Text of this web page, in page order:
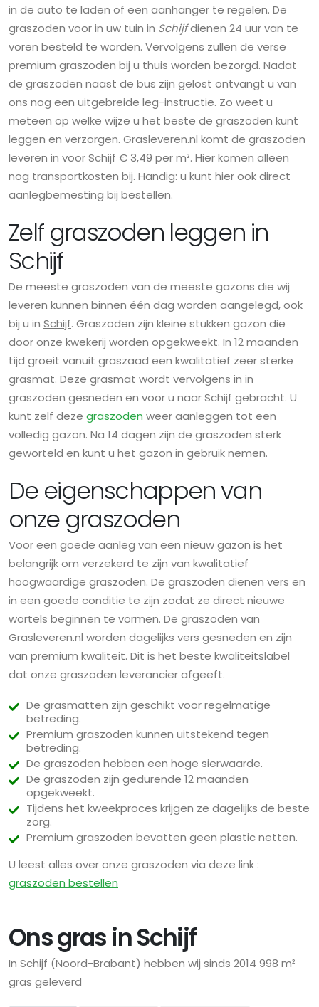
in de auto te laden of een aanhanger te regelen. De
graszoden voor in uw tuin in Schijfdienen 24 uur van te
voren besteld te worden. Vervolgens zullen de verse
premium graszoden bij u thuis worden bezorgd. Nadat
de graszoden naast de bus zijn gelost ontvangt u van
ons nog een uitgebreide leg-instructie. Zo weet u
meteen op welke wijze u het beste de graszoden kunt
leggen en verzorgen. Grasleveren.nl komt de graszoden
leveren in voor Schijf € 3,49 per m². Hier komen alleen
nog transportkosten bij. Handig: u kunt hier ook direct
aanlegbemesting bij bestellen.
Zelf graszoden leggen in
Schijf
De meeste graszoden van de meeste gazons die wij
leveren kunnen binnen één dag worden aangelegd, ook
bij u in Schijf. Graszoden zijn kleine stukken gazon die
door onze kwekerij worden opgekweekt. In 12 maanden
tijd groeit vanuit graszaad een kwalitatief zeer sterke
grasmat. Deze grasmat wordt vervolgens in in
graszoden gesneden en voor u naar Schijf gebracht. U
kunt zelf deze graszoden weer aanleggen tot een
volledig gazon. Na 14 dagen zijn de graszoden sterk
geworteld en kunt u het gazon in gebruik nemen.
De eigenschappen van
onze graszoden
Voor een goede aanleg van een nieuw gazon is het
belangrijk om verzekerd te zijn van kwalitatief
hoogwaardige graszoden. De graszoden dienen vers en
in een goede conditie te zijn zodat ze direct nieuwe
wortels beginnen te vormen. De graszoden van
Grasleveren.nl worden dagelijks vers gesneden en zijn
van premium kwaliteit. Dit is het beste kwaliteitslabel
dat onze graszoden leverancier afgeeft.
De grasmatten zijn geschikt voor regelmatige
betreding.
Premium graszoden kunnen uitstekend tegen
betreding.
De graszoden hebben een hoge sierwaarde.
De graszoden zijn gedurende 12 maanden
opgekweekt.
Tijdens het kweekproces krijgen ze dagelijks de beste
zorg.
Premium graszoden bevatten geen plastic netten.
U leest alles over onze graszoden via deze link :
graszoden bestellen
Ons gras in Schijf
In Schijf (Noord-Brabant) hebben wij sinds 2014 998 m²
gras geleverd